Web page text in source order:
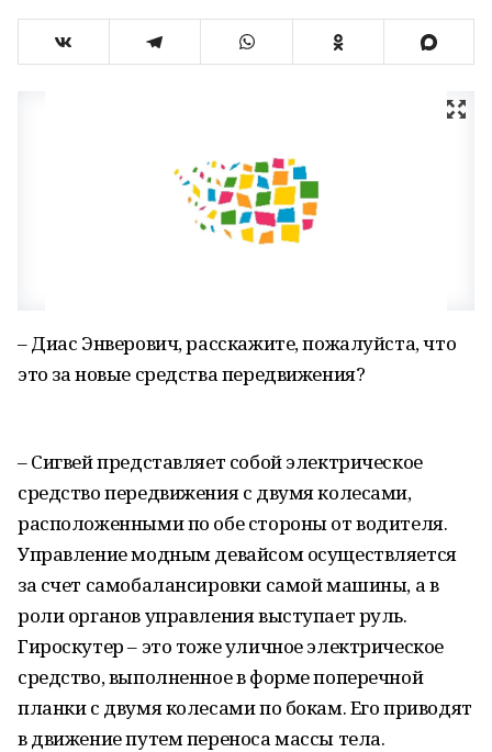
– Диас Энверович, расскажите, пожалуйста, что
это за новые средства передвижения?
– Сигвей представляет собой электрическое
средство передвижения с двумя колесами,
расположенными по обе стороны от водителя.
Управление модным девайсом осуществляется
за счет самобалансировки самой машины, а в
роли органов управления выступает руль.
Гироскутер – это тоже уличное электрическое
средство, выполненное в форме поперечной
планки с двумя колесами по бокам. Его приводят
в движение путем переноса массы тела.